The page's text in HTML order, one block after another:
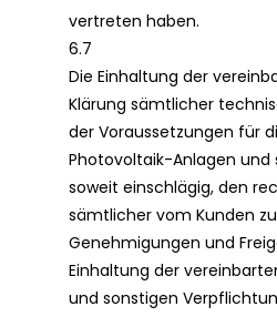
vertreten haben.
6.7
Die Einhaltung der
Klärung sämtlicher
der Voraussetzungen für
Photovoltaik-Anlagen und
soweit einschlägig, den
sämtlicher vom Kunden
Genehmigungen und
Einhaltung der
und sonstigen